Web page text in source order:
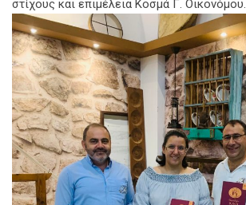
στίχους και επιμέλεια Κοσμά Γ. Οικονόμου.